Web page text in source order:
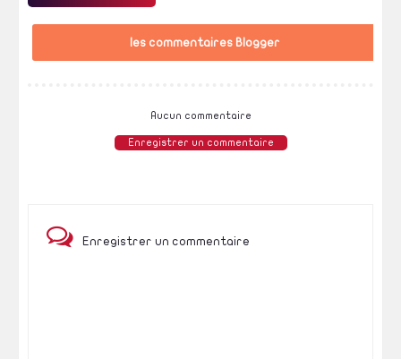
les commentaires Blogger
Aucun commentaire
Enregistrer un commentaire
Enregistrer un commentaire